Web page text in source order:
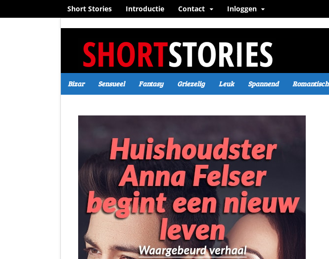
Short Stories Introductie Contact Inloggen
Bizar Sensueel Fantasy Griezelig Leuk Spannend Romantisch